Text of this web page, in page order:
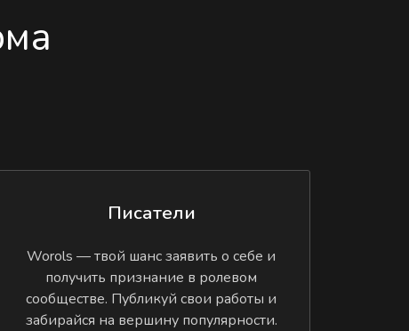
Писатели
Worols — твой шанс заявить о себе и
получить признание в ролевом
сообществе. Публикуй свои работы и
забирайся на вершину популярности.